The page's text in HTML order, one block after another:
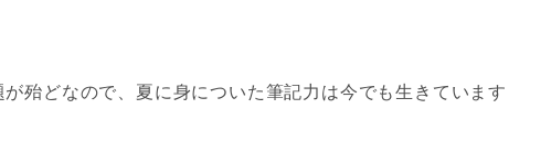
殆どなので、夏に身についた筆記力は今でも生きています